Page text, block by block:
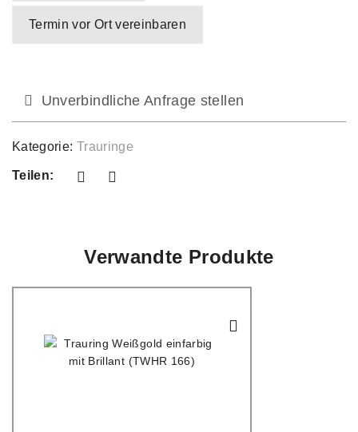
Termin vor Ort vereinbaren
Unverbindliche Anfrage stellen
Kategorie: Trauringe
Teilen:
Verwandte Produkte